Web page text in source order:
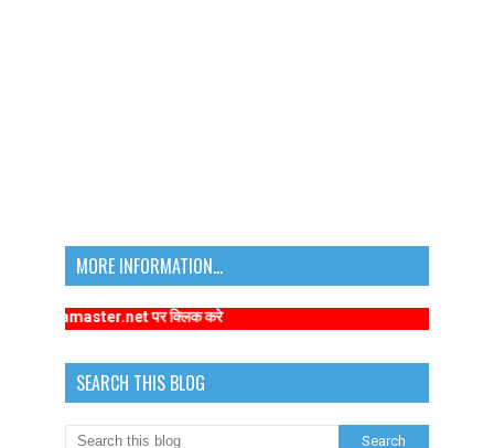
MORE INFORMATION...
पर क्लिक करे
SEARCH THIS BLOG